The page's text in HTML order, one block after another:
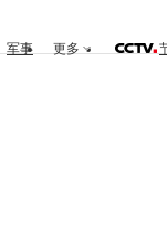
军事 更多